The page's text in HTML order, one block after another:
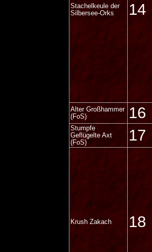
Stachelkeule der
Silbersee-Orks
14
Alter Großhammer
(FoS)
16
Stumpfe
Geflügelte Axt
(FoS)
17
Krush Zakach 18